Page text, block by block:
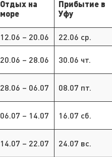
Отдых на
море
Прибытие в
Уфу
12.06 – 20.06 22.06 ср.
20.06 – 28.06 30.06 чт.
28.06 – 06.07 08.07 пт.
06.07 – 14.07 16.07 сб.
14.07 – 22.07 24.07 вс.